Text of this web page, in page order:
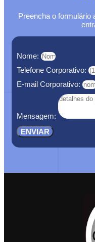
Preencha o formulário
Nome:
Telefone Corporativo:
E-mail Corporativo:
Mensagem:
ENVIAR